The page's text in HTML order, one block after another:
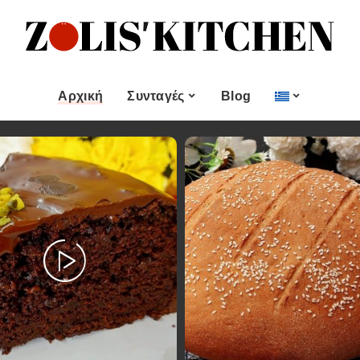
Αρχική Συνταγές
Κατηγορίες
Ορεκτικα & μεζεδες
Ψωμι
Κουλούρια και
Μπισκότα
Γλυκό και Επιδόρπιο
Ποτά και Χυμοί
Ψάρι και Θαλασσινά
Σάλτσες και Αλοιφές
Εποχιακές Συνταγές
Χριστουγεννιάτικες
Συνταγές
Πασχαλινές Συνταγές
Νηστίσιμες Συνταγές
Συνταγές για Αγίου
Βαλεντίνου
Blog
Αλοιφές
Εποχιακές Συνταγές
Συνταγές για Αγίου
Βαλεντίνου